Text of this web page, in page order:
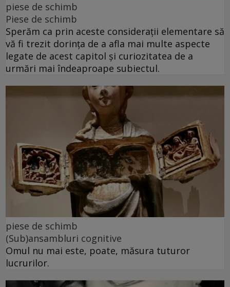
piese de schimb
Piese de schimb
Sperăm ca prin aceste considerații elementare să
vă fi trezit dorința de a afla mai multe aspecte
legate de acest capitol și curiozitatea de a
urmări mai îndeaproape subiectul.
piese de schimb
(Sub)ansambluri cognitive
Omul nu mai este, poate, măsura tuturor
lucrurilor.